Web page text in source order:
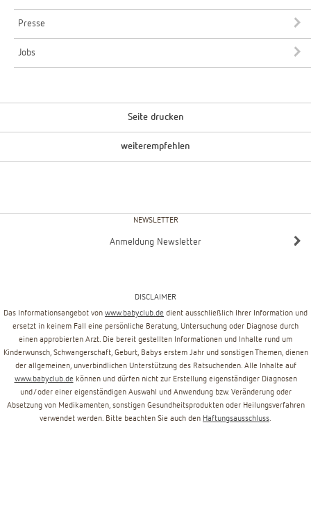
Presse
Jobs
Seite drucken
weiterempfehlen
NEWSLETTER
Anmeldung Newsletter
DISCLAIMER
Das Informationsangebot von www.babyclub.de dient ausschließlich Ihrer Information und
ersetzt in keinem Fall eine persönliche Beratung, Untersuchung oder Diagnose durch
einen approbierten Arzt. Die bereit gestellten Informationen und Inhalte rund um
Kinderwunsch, Schwangerschaft, Geburt, Babys erstem Jahr und sonstigen Themen, dienen
der allgemeinen, unverbindlichen Unterstützung des Ratsuchenden. Alle Inhalte auf
www.babyclub.de können und dürfen nicht zur Erstellung eigenständiger Diagnosen
und/oder einer eigenständigen Auswahl und Anwendung bzw. Veränderung oder
Absetzung von Medikamenten, sonstigen Gesundheitsprodukten oder Heilungsverfahren
verwendet werden. Bitte beachten Sie auch den Haftungsausschluss.